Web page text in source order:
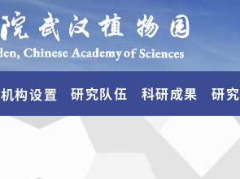
机构设置 研究队伍 科研成果 研